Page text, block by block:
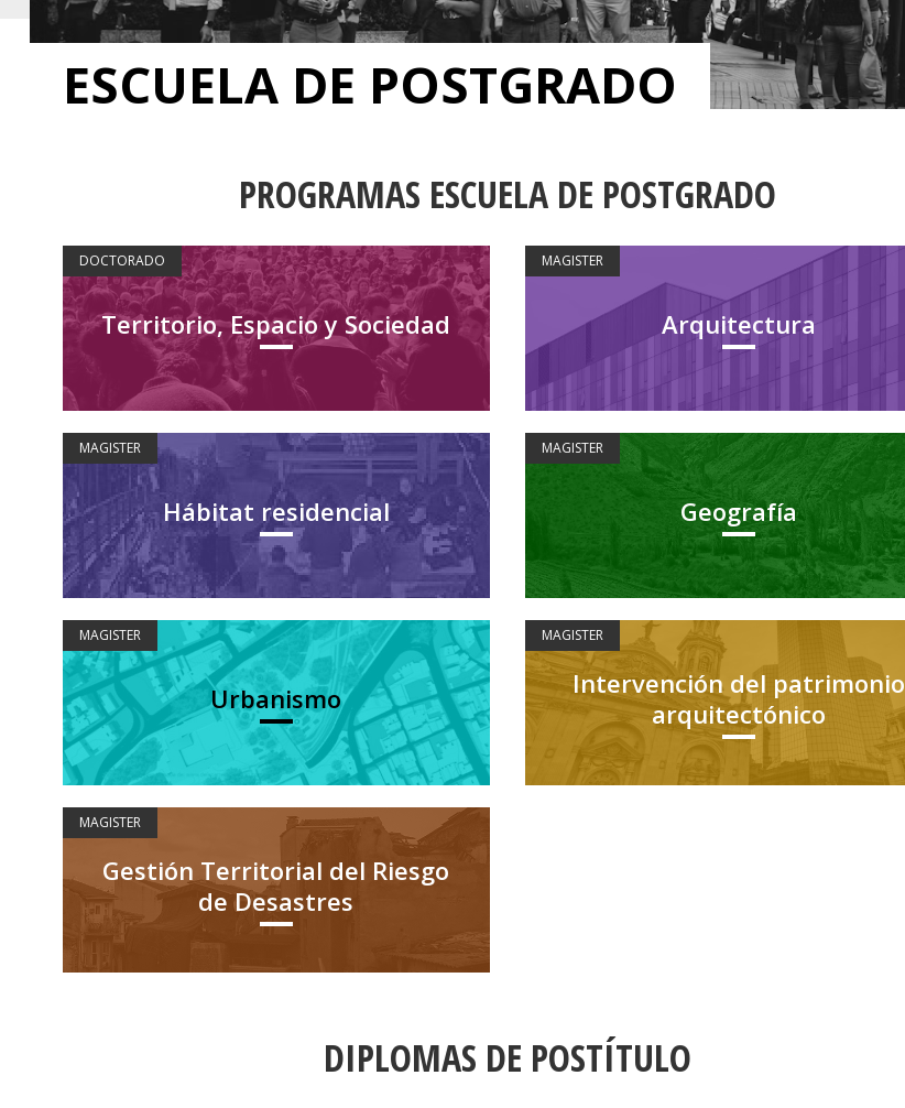
ESCUELA DE POSTGRADO
PROGRAMAS ESCUELA DE POSTGRADO
Territorio, Espacio y Sociedad
DOCTORADO
Arquitectura
MAGISTER
Hábitat residencial
MAGISTER
Geografía
MAGISTER
Urbanismo
MAGISTER
Intervención del patrimonio
arquitectónico
MAGISTER
Gestión Territorial del Riesgo
de Desastres
MAGISTER
DIPLOMAS DE POSTÍTULO